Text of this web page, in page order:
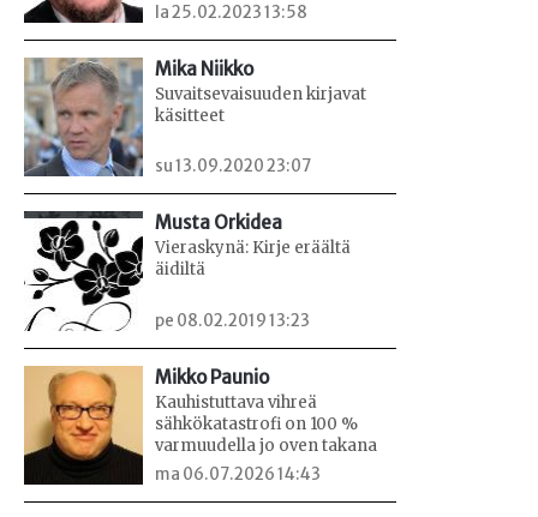
la 25.02.2023 13:58
Mika Niikko
Suvaitsevaisuuden kirjavat
käsitteet
su 13.09.2020 23:07
Musta Orkidea
Vieraskynä: Kirje eräältä
äidiltä
pe 08.02.2019 13:23
Mikko Paunio
Kauhistuttava vihreä
sähkökatastrofi on 100 %
varmuudella jo oven takana
ma 06.07.2026 14:43